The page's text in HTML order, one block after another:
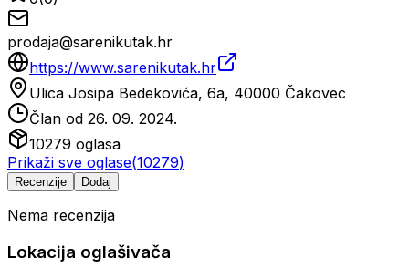
prodaja@sarenikutak.hr
https://www.sarenikutak.hr
Ulica Josipa Bedekovića, 6a, 40000 Čakovec
Član od 26. 09. 2024.
10279 oglasa
Prikaži sve oglase(10279)
Recenzije Dodaj
Nema recenzija
Lokacija oglašivača